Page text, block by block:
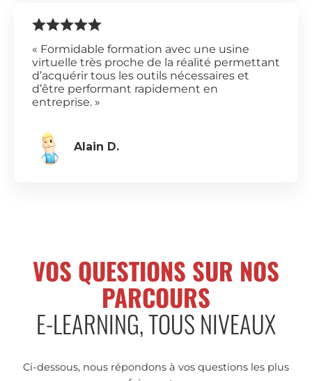
« Formidable formation avec une usine
virtuelle très proche de la réalité permettant
d’acquérir tous les outils nécessaires et
d’être performant rapidement en
entreprise. »
Alain D.
VOS QUESTIONS SUR NOS
PARCOURS
E-LEARNING, TOUS NIVEAUX
Ci-dessous, nous répondons à vos questions les plus